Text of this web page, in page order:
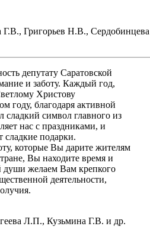
Григорьев Н.В., Сердобинцева
депутату Саратовской
и заботу. Каждый год,
Христову
году, благодаря активной
символ главного из
нас с праздниками, и
сладкие подарки.
которые Вы дарите жителям
Вы находите время и
души желаем Вам крепкого
деятельности,
Л.П., Кузьмина Г.В. и др.